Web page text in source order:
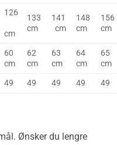
126
cm
133
cm
141
cm
148
cm
156
cm
60
cm
62
cm
63
cm
64
cm
65
cm
49 49 49 49 49
Ønsker du lengre